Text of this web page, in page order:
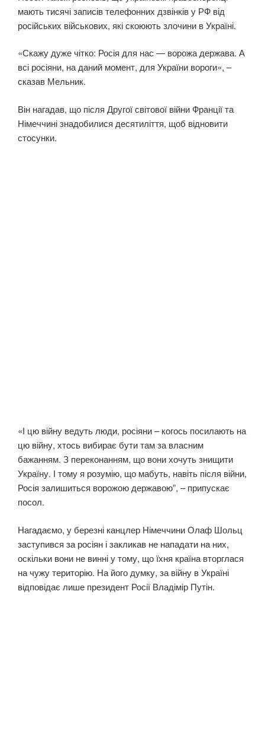
мають тисячі записів телефонних дзвінків у РФ від
російських військових, які скоюють злочини в Україні.
«Скажу дуже чітко: Росія для нас — ворожа держава. А
всі росіяни, на даний момент, для України вороги», –
сказав Мельник.
Він нагадав, що після Другої світової війни Франції та
Німеччині знадобилися десятиліття, щоб відновити
стосунки.
«І цю війну ведуть люди, росіяни – когось посилають на
цю війну, хтось вибирає бути там за власним
бажанням. З переконанням, що вони хочуть знищити
Україну. І тому я розумію, що мабуть, навіть після війни,
Росія залишиться ворожою державою”, – припускає
посол.
Нагадаємо, у березні канцлер Німеччини Олаф Шольц
заступився за росіян і закликав не нападати на них,
оскільки вони не винні у тому, що їхня країна вторглася
на чужу територію. На його думку, за війну в Україні
відповідає лише президент Росії Владімір Путін.